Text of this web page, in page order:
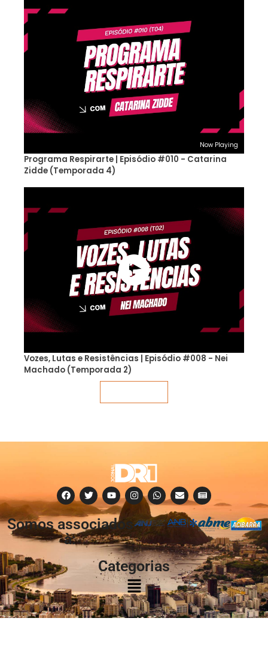
Now Playing
Programa Respirarte | Episódio #010 - Catarina
Zidde (Temporada 4)
Vozes, Lutas e Resistências | Episódio #008 - Nei
Machado (Temporada 2)
Somos associados
à:
Categorias